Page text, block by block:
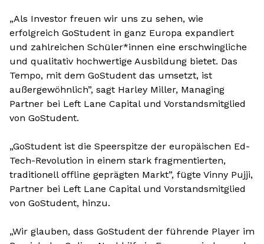
„Als Investor freuen wir uns zu sehen, wie
erfolgreich GoStudent in ganz Europa expandiert
und zahlreichen Schüler*innen eine erschwingliche
und qualitativ hochwertige Ausbildung bietet. Das
Tempo, mit dem GoStudent das umsetzt, ist
außergewöhnlich”, sagt Harley Miller, Managing
Partner bei Left Lane Capital und Vorstandsmitglied
von GoStudent.
„GoStudent ist die Speerspitze der europäischen Ed-
Tech-Revolution in einem stark fragmentierten,
traditionell offline geprägten Markt”, fügte Vinny Pujji,
Partner bei Left Lane Capital und Vorstandsmitglied
von GoStudent, hinzu.
„Wir glauben, dass GoStudent der führende Player im